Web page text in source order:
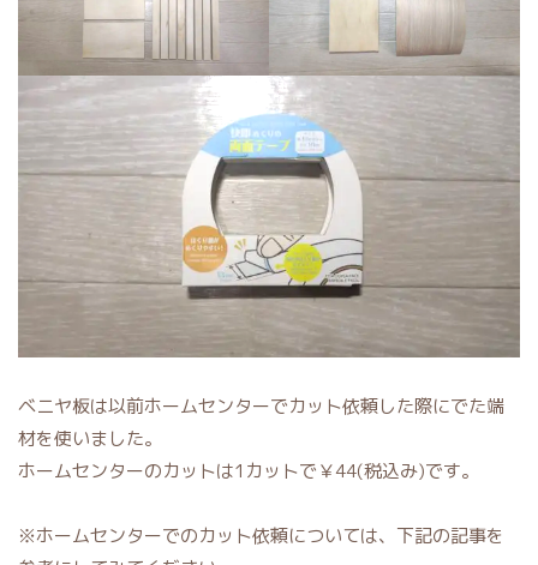
ベニヤ板は以前ホームセンターでカット依頼した際にでた端
材を使いました。
ホームセンターのカットは1カットで￥44(税込み)です。
※ホームセンターでのカット依頼については、下記の記事を